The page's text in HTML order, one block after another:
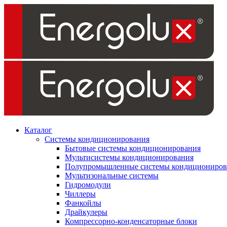
Каталог
Системы кондиционирования
Бытовые системы кондиционирования
Мультисистемы кондиционирования
Полупромышленные системы
Мультизональные системы
Гидромодули
Чиллеры
Фанкойлы
Драйкулеры
Компрессорно-конденсаторные блоки